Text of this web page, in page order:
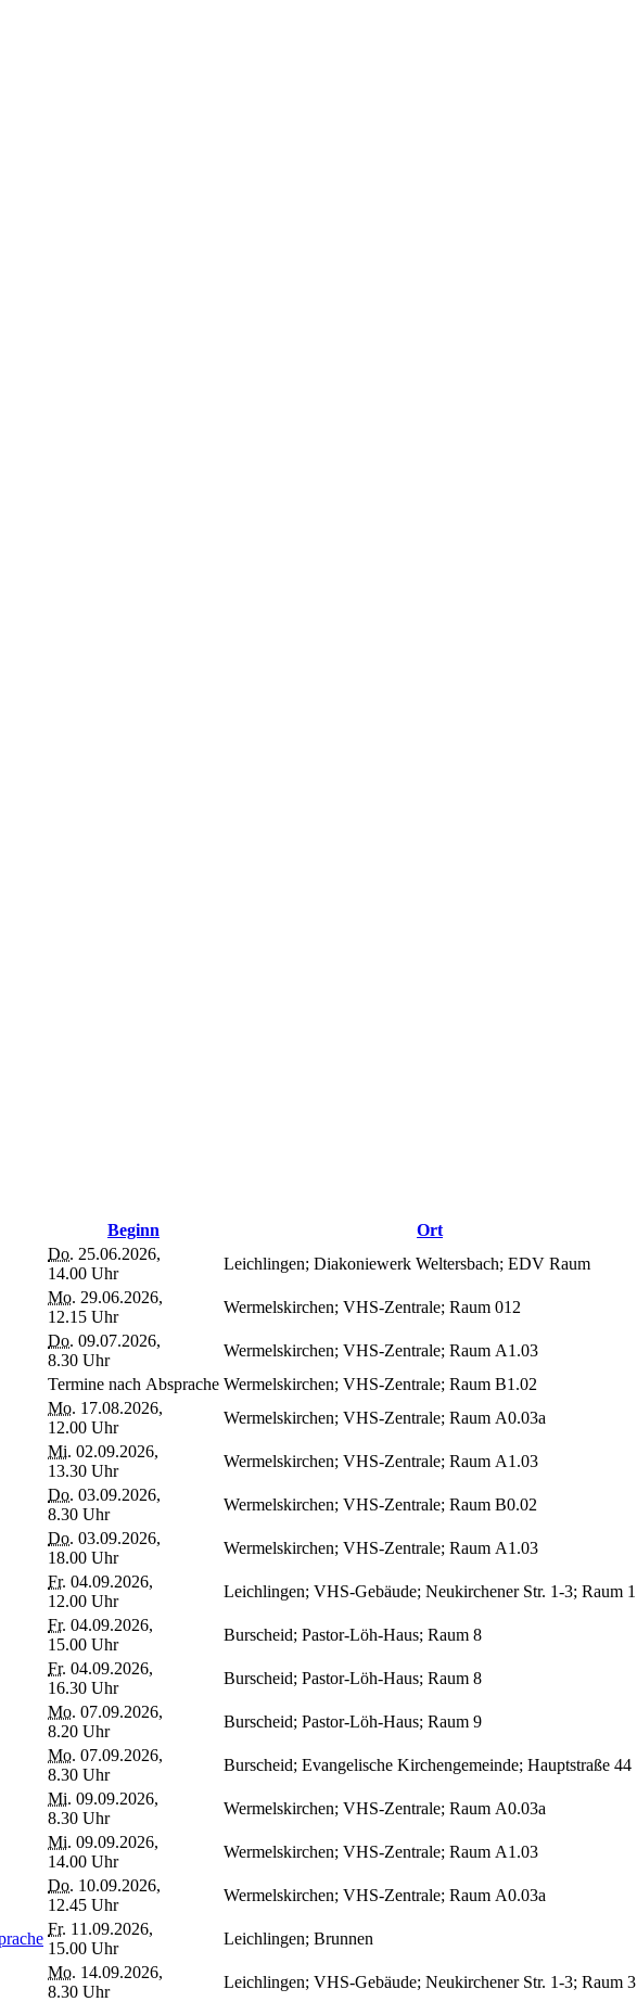
Beginn Ort
Do. 25.06.2026,
14.00 Uhr
Leichlingen; Diakoniewerk Weltersbach; EDV Raum
Mo. 29.06.2026,
12.15 Uhr
Wermelskirchen; VHS-Zentrale; Raum 012
Do. 09.07.2026,
8.30 Uhr
Wermelskirchen; VHS-Zentrale; Raum A1.03
Termine nach Absprache Wermelskirchen; VHS-Zentrale; Raum B1.02
Mo. 17.08.2026,
12.00 Uhr
Wermelskirchen; VHS-Zentrale; Raum A0.03a
Mi. 02.09.2026,
13.30 Uhr
Wermelskirchen; VHS-Zentrale; Raum A1.03
Do. 03.09.2026,
8.30 Uhr
Wermelskirchen; VHS-Zentrale; Raum B0.02
Do. 03.09.2026,
18.00 Uhr
Wermelskirchen; VHS-Zentrale; Raum A1.03
Fr. 04.09.2026,
12.00 Uhr
Leichlingen; VHS-Gebäude; Neukirchener Str. 1-3; Raum 1
Fr. 04.09.2026,
15.00 Uhr
Burscheid; Pastor-Löh-Haus; Raum 8
Fr. 04.09.2026,
16.30 Uhr
Burscheid; Pastor-Löh-Haus; Raum 8
Mo. 07.09.2026,
8.20 Uhr
Burscheid; Pastor-Löh-Haus; Raum 9
Mo. 07.09.2026,
8.30 Uhr
Burscheid; Evangelische Kirchengemeinde; Hauptstraße 44
Mi. 09.09.2026,
8.30 Uhr
Wermelskirchen; VHS-Zentrale; Raum A0.03a
Mi. 09.09.2026,
14.00 Uhr
Wermelskirchen; VHS-Zentrale; Raum A1.03
Do. 10.09.2026,
12.45 Uhr
Wermelskirchen; VHS-Zentrale; Raum A0.03a
Fr. 11.09.2026,
15.00 Uhr
Leichlingen; Brunnen
Mo. 14.09.2026,
8.30 Uhr
Leichlingen; VHS-Gebäude; Neukirchener Str. 1-3; Raum 3